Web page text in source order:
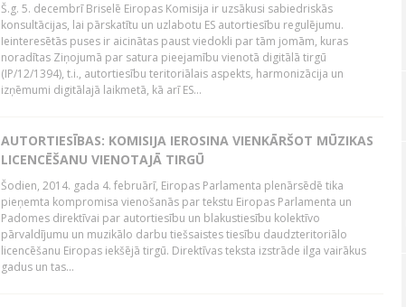
Š.g. 5. decembrī Briselē Eiropas Komisija ir uzsākusi sabiedriskās
konsultācijas, lai pārskatītu un uzlabotu ES autortiesību regulējumu.
Ieinteresētās puses ir aicinātas paust viedokli par tām jomām, kuras
noradītas Ziņojumā par satura pieejamību vienotā digitālā tirgū
(IP/12/1394), t.i., autortiesību teritoriālais aspekts, harmonizācija un
izņēmumi digitālajā laikmetā, kā arī ES...
AUTORTIESĪBAS: KOMISIJA IEROSINA VIENKĀRŠOT MŪZIKAS
LICENCĒŠANU VIENOTAJĀ TIRGŪ
Šodien, 2014. gada 4. februārī, Eiropas Parlamenta plenārsēdē tika
pieņemta kompromisa vienošanās par tekstu Eiropas Parlamenta un
Padomes direktīvai par autortiesību un blakustiesību kolektīvo
pārvaldījumu un muzikālo darbu tiešsaistes tiesību daudzteritoriālo
licencēšanu Eiropas iekšējā tirgū. Direktīvas teksta izstrāde ilga vairākus
gadus un tas...